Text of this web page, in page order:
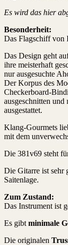
Es wird das hier
Besonderheit:
Das Flagschiff von
Das Design geht
ihre meisterhaft
nur ausgesuchte
Der Korpus des
Checkerboard-
ausgeschnitten
ausgestattet.
Klang-Gourmets
mit dem
Die 381v69 steht
Die Gitarre ist sehr
Saitenlage.
Zum Zustand:
Das Instrument ist
Es gibt minimale
Die originalen